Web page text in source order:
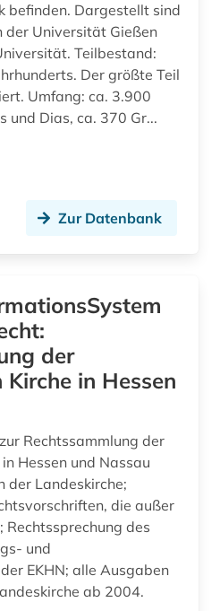
befinden. Dargestellt sind
der Universität Gießen
Teilbestand:
Der größte Teil
Umfang: ca. 3.900
und Dias, ca. 370 Gr...
Zur Datenbank
der
Kirche in Hessen
Rechtssammlung der
Hessen und Nassau
der Landeskirche;
die außer
des
und
EKHN; alle Ausgaben
ab 2004.